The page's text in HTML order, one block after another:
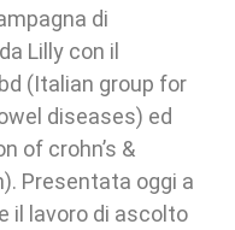
di
Lilly con il
(Italian group for
diseases) ed
of crohn’s &
Presentata oggi a
il lavoro di ascolto